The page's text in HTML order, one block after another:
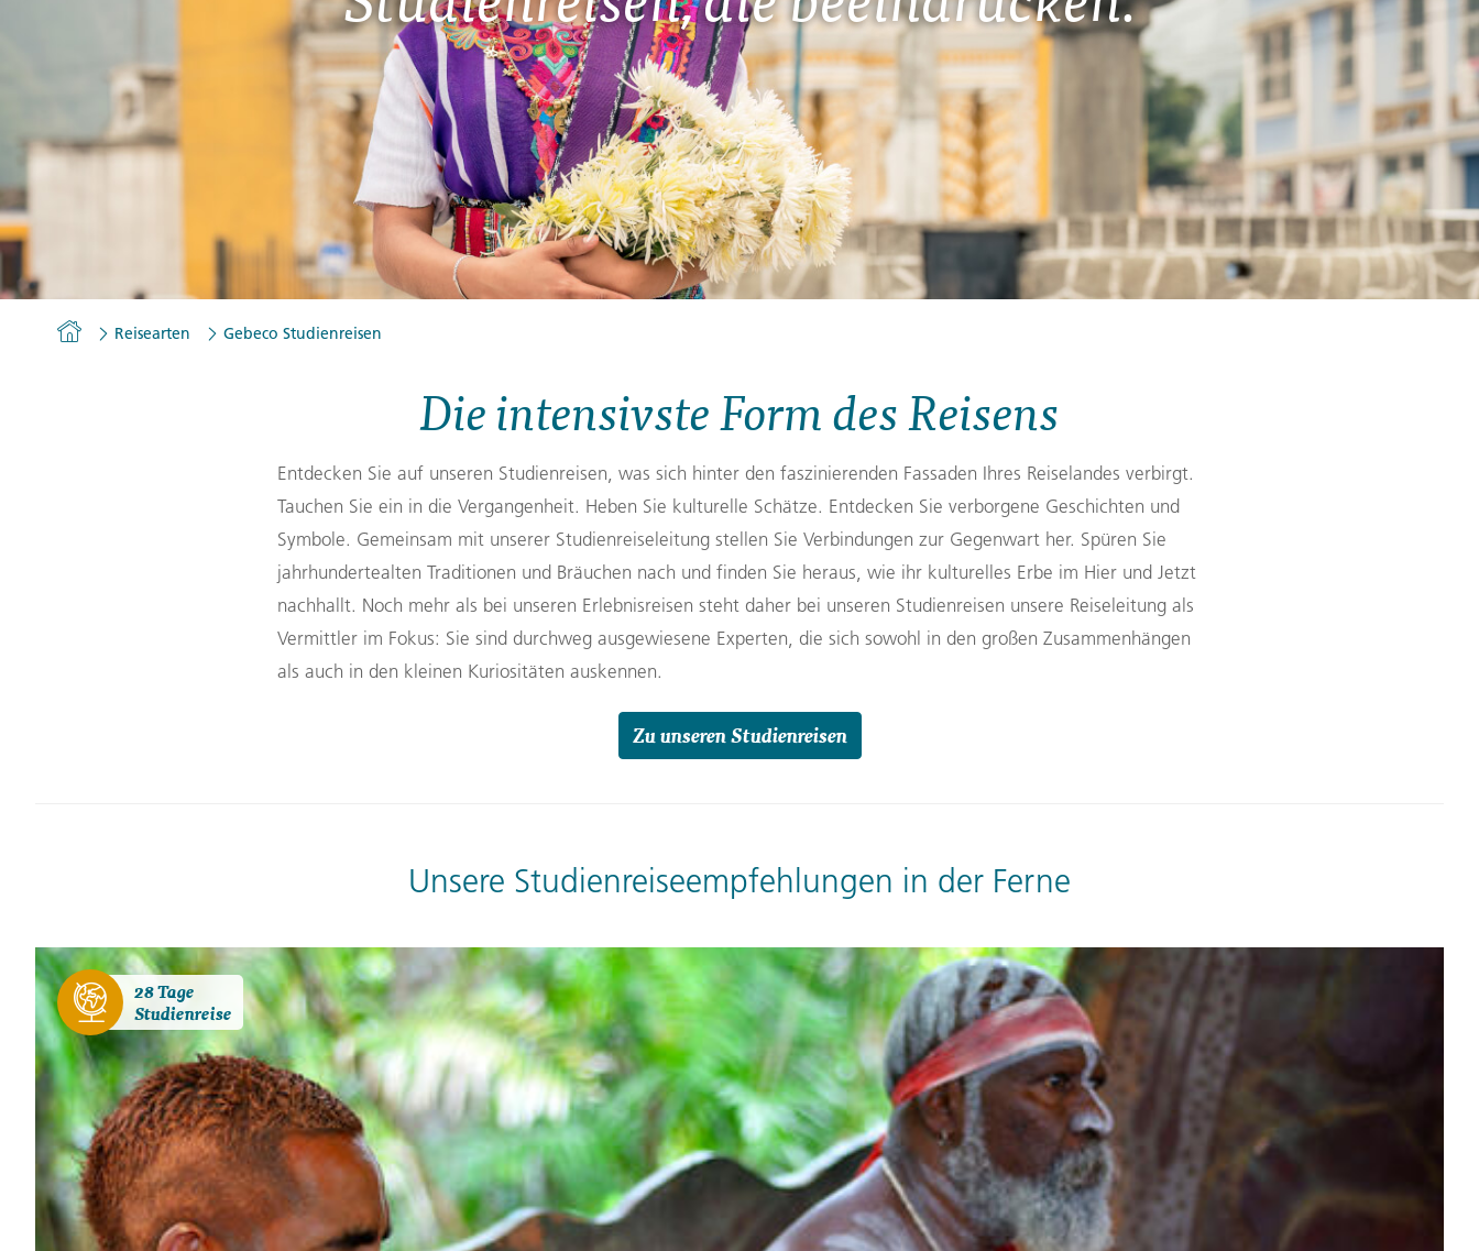
Finnland
Montenegro
→ +49 (0) 431 5446-0 Reisefinder öffnen
Gutscheine
Messen und Veranstaltungen
Notfallteam und
Krisenmanagement
→ +49 (0) 431 5446-0 Reisefinder öffnen
→ +49 (0) 431 5446-0 Reisefinder öffnen
Homepage
Reisearten Gebeco Studienreisen
Die intensivste Form des Reisens
Entdecken Sie auf unseren Studienreisen, was sich hinter den faszinierenden Fassaden Ihres Reiselandes verbirgt.
Tauchen Sie ein in die Vergangenheit. Heben Sie kulturelle Schätze. Entdecken Sie verborgene Geschichten und
Symbole. Gemeinsam mit unserer Studienreiseleitung stellen Sie Verbindungen zur Gegenwart her. Spüren Sie
jahrhundertealten Traditionen und Bräuchen nach und finden Sie heraus, wie ihr kulturelles Erbe im Hier und Jetzt
nachhallt. Noch mehr als bei unseren Erlebnisreisen steht daher bei unseren Studienreisen unsere Reiseleitung als
Vermittler im Fokus: Sie sind durchweg ausgewiesene Experten, die sich sowohl in den großen Zusammenhängen
als auch in den kleinen Kuriositäten auskennen.
Zu unseren Studienreisen
Unsere Studienreiseempfehlungen in der Ferne
28 Tage
Studienreise